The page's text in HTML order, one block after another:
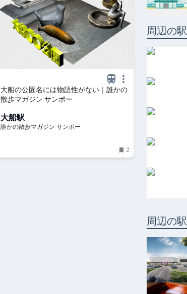
大船の公園名には物語性がない｜誰かの
散歩マガジン サンポー
大船駅
誰かの散歩マガジン サンポー
2
周辺の駅
周辺の